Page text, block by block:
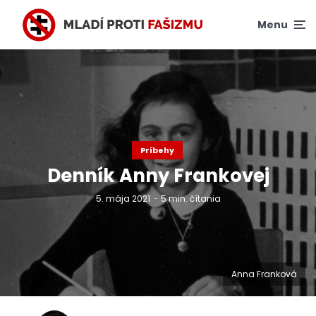
Menu
Anna Franková
Príbehy
Denník Anny Frankovej
5. mája 2021 5 min. čítania